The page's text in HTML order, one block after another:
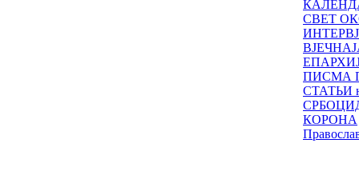
СВЕТ
ПИСМА
СТАТЬИ
КОРОНА